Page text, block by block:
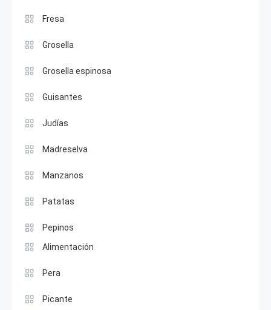
Fresa
Grosella
Grosella espinosa
Guisantes
Judías
Madreselva
Manzanos
Patatas
Pepinos
Alimentación
Pera
Picante